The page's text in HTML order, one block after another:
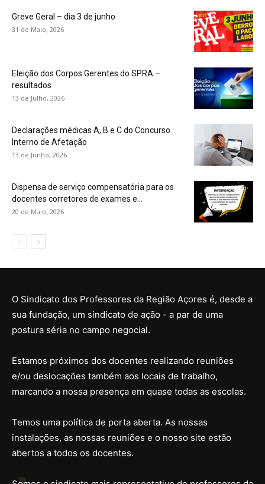
Greve Geral – dia 3 de junho
31 de Maio, 2026
Eleição dos Corpos Gerentes do SPRA –
resultados
13 de Julho, 2026
Declarações médicas A, B e C do Concurso
Interno de Afetação
13 de Junho, 2026
Dispensa de serviço compensatória para os
docentes corretores de exames e...
20 de Maio, 2026
O Sindicato dos Professores da Região Açores é, desde a
sua fundação, um sindicato de ação - a par de uma
postura séria no campo negocial.
Estamos próximos dos docentes realizando reuniões
e/ou deslocações também aos locais de trabalho,
marcando a nossa presença em quase todas as escolas.
Temos uma política de porta aberta. As nossas
instalações, as nossas reuniões e o nosso site estão
abertos a todos os docentes.